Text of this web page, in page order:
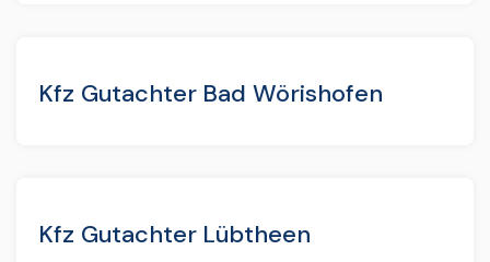
Kfz Gutachter Bad Wörishofen
Kfz Gutachter Lübtheen